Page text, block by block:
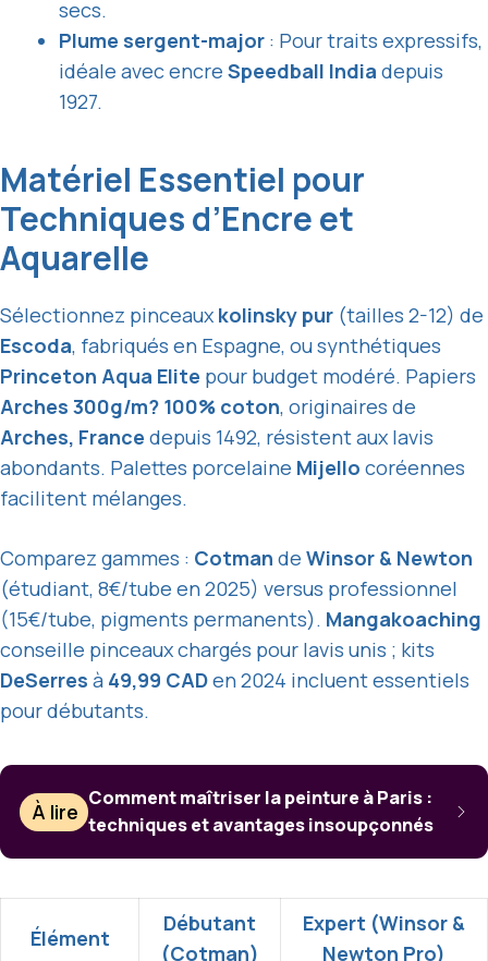
secs.
Plume sergent-major : Pour traits expressifs,
idéale avec encre Speedball India depuis
1927.
Matériel Essentiel pour
Techniques d’Encre et
Aquarelle
Sélectionnez pinceaux kolinsky pur (tailles 2-12) de
Escoda, fabriqués en Espagne, ou synthétiques
Princeton Aqua Elite pour budget modéré. Papiers
Arches 300g/m? 100% coton, originaires de
Arches, France depuis 1492, résistent aux lavis
abondants. Palettes porcelaine Mijello coréennes
facilitent mélanges.
Comparez gammes : Cotman de Winsor & Newton
(étudiant, 8€/tube en 2025) versus professionnel
(15€/tube, pigments permanents). Mangakoaching
conseille pinceaux chargés pour lavis unis ; kits
DeSerres à 49,99 CADen 2024 incluent essentiels
pour débutants.
À lire
Comment maîtriser la peinture à Paris :
techniques et avantages insoupçonnés
Élément
Débutant
(Cotman)
Expert (Winsor &
Newton Pro)